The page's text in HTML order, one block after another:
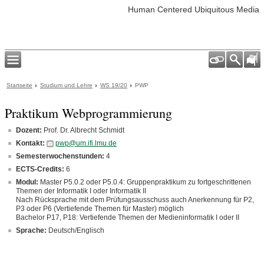
Human Centered Ubiquitous Media
Startseite Studium und Lehre WS 19/20 PWP
Praktikum Webprogrammierung
Dozent: Prof. Dr. Albrecht Schmidt
Kontakt:
pwp@um.ifi.lmu.de
Semesterwochenstunden: 4
ECTS-Credits: 6
Modul: Master P5.0.2 oder P5.0.4: Gruppenpraktikum zu fortgeschrittenen
Themen der Informatik I oder Informatik II
Nach Rücksprache mit dem Prüfungsausschuss auch Anerkennung für P2,
P3 oder P6 (Vertiefende Themen für Master) möglich
Bachelor P17, P18: Vertiefende Themen der Medieninformatik I oder II
Sprache: Deutsch/Englisch